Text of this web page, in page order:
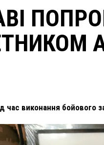
час виконання бойового